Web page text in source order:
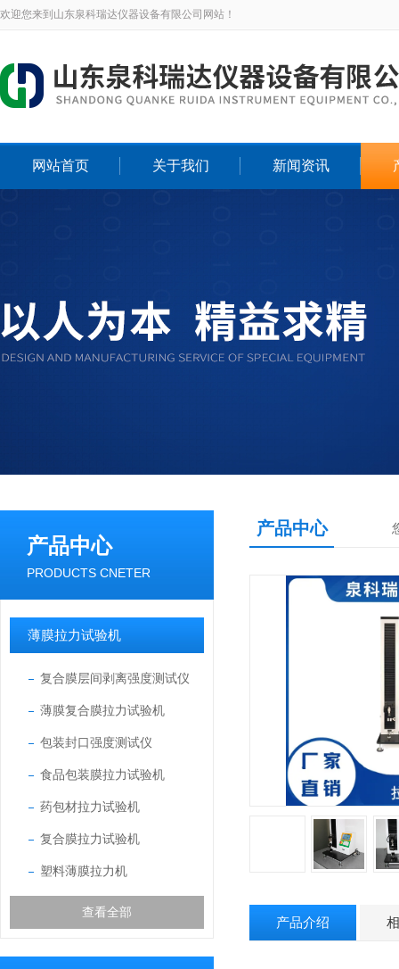
欢迎您来到山东泉科瑞达仪器设备有限公司网站！
网站首页 关于我们 新闻资讯
产品中心
PRODUCTS CNETER
薄膜拉力试验机
复合膜层间剥离强度测试仪
薄膜复合膜拉力试验机
包装封口强度测试仪
食品包装膜拉力试验机
药包材拉力试验机
复合膜拉力试验机
塑料薄膜拉力机
查看全部
产品中心
产品介绍